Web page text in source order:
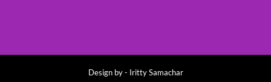
Design by - Iritty Samachar